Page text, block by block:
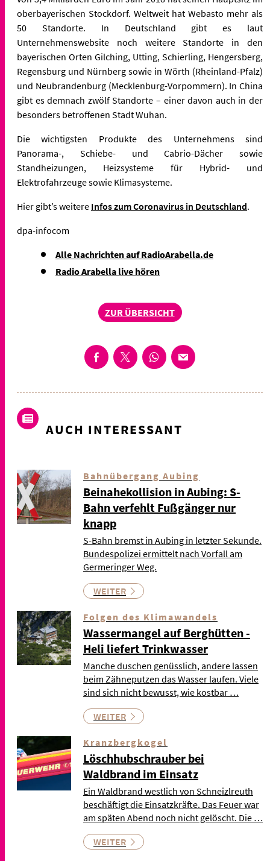
oberbayerischen Stockdorf. Weltweit hat Webasto mehr als
50 Standorte. In Deutschland gibt es laut
Unternehmenswebsite noch weitere Standorte in den
bayerischen Orten Gilching, Utting, Schierling, Hengersberg,
Regensburg und Nürnberg sowie in Wörth (Rheinland-Pfalz)
und Neubrandenburg (Mecklenburg-Vorpommern). In China
gibt es demnach zwölf Standorte – einer davon auch in der
besonders betroffenen Stadt Wuhan.
Die wichtigsten Produkte des Unternehmens sind
Panorama-, Schiebe- und Cabrio-Dächer sowie
Standheizungen, Heizsysteme für Hybrid- und
Elektrofahrzeuge sowie Klimasysteme.
Hier gibt’s weitere Infos zum Coronavirus in Deutschland.
dpa-infocom
Alle Nachrichten auf RadioArabella.de
Radio Arabella live hören
ZUR ÜBERSICHT
AUCH INTERESSANT
Bahnübergang Aubing
Beinahekollision in Aubing: S-
Bahn verfehlt Fußgänger nur
knapp
S-Bahn bremst in Aubing in letzter Sekunde.
Bundespolizei ermittelt nach Vorfall am
Germeringer Weg.
WEITER
Folgen des Klimawandels
Wassermangel auf Berghütten -
Heli liefert Trinkwasser
Manche duschen genüsslich, andere lassen
beim Zähneputzen das Wasser laufen. Viele
sind sich nicht bewusst, wie kostbar …
WEITER
Kranzbergkogel
Löschhubschrauber bei
Waldbrand im Einsatz
Ein Waldbrand westlich von Schneizlreuth
beschäftigt die Einsatzkräfte. Das Feuer war
am späten Abend noch nicht gelöscht. Die …
WEITER